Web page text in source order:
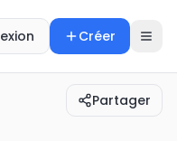
Créer
Partager